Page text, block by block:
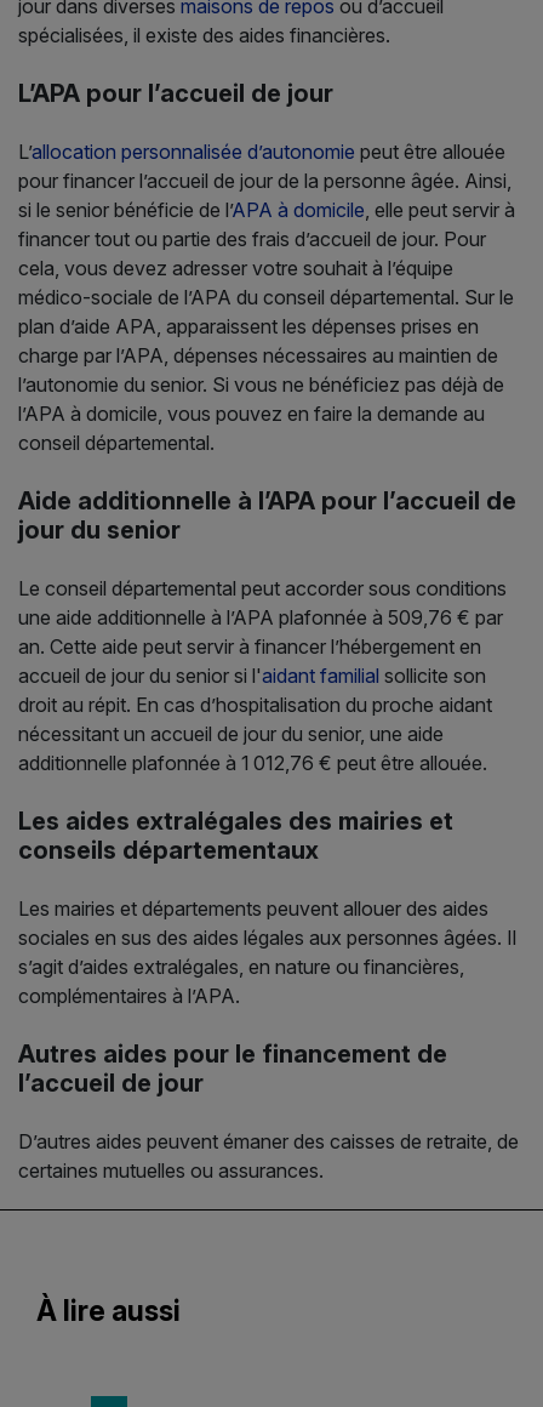
jour dans diverses maisons de repos ou d’accueil
spécialisées, il existe des aides financières.
L’APA pour l’accueil de jour
L’allocation personnalisée d’autonomie peut être allouée
pour financer l’accueil de jour de la personne âgée. Ainsi,
si le senior bénéficie de l’APA à domicile, elle peut servir à
financer tout ou partie des frais d’accueil de jour. Pour
cela, vous devez adresser votre souhait à l’équipe
médico-sociale de l’APA du conseil départemental. Sur le
plan d’aide APA, apparaissent les dépenses prises en
charge par l’APA, dépenses nécessaires au maintien de
l’autonomie du senior. Si vous ne bénéficiez pas déjà de
l’APA à domicile, vous pouvez en faire la demande au
conseil départemental.
Aide additionnelle à l’APA pour l’accueil de
jour du senior
Le conseil départemental peut accorder sous conditions
une aide additionnelle à l’APA plafonnée à 509,76 € par
an. Cette aide peut servir à financer l’hébergement en
accueil de jour du senior si l'aidant familial sollicite son
droit au répit. En cas d’hospitalisation du proche aidant
nécessitant un accueil de jour du senior, une aide
additionnelle plafonnée à 1 012,76 € peut être allouée.
Les aides extralégales des mairies et
conseils départementaux
Les mairies et départements peuvent allouer des aides
sociales en sus des aides légales aux personnes âgées. Il
s’agit d’aides extralégales, en nature ou financières,
complémentaires à l’APA.
Autres aides pour le financement de
l’accueil de jour
D’autres aides peuvent émaner des caisses de retraite, de
certaines mutuelles ou assurances.
À lire aussi